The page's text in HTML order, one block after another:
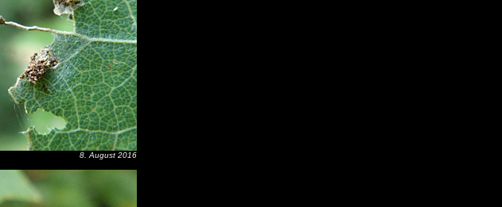
8. August 2016